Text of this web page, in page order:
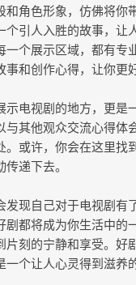
角色形象，仿佛将你
个引人入胜的故事，让
一个展示区域，都有专
和创作心得，让你更
示电视剧的地方，更是
与其他观众交流心得体
或许，你会在这里找
递下去。
发现自己对于电视剧有
剧都将成为你生活中的
片刻的宁静和享受。好
个让人心灵得到滋养